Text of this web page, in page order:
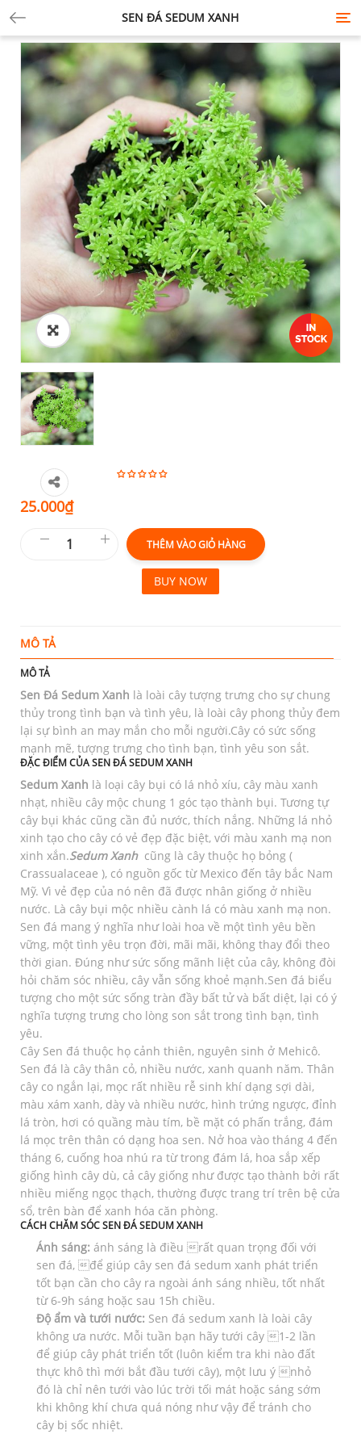
SEN ĐÁ SEDUM XANH
25.000₫
THÊM VÀO GIỎ HÀNG
BUY NOW
MÔ TẢ
MÔ TẢ
Sen Đá Sedum Xanh là loài cây tượng trưng cho sự chung
thủy trong tình bạn và tình yêu, là loài cây phong thủy đem
lại sự bình an may mắn cho mỗi người.Cây có sức sống
mạnh mẽ, tượng trưng cho tình bạn, tình yêu son sắt.
ĐẶC ĐIỂM CỦA SEN ĐÁ SEDUM XANH
Sedum Xanh là loại cây bụi có lá nhỏ xíu, cây màu xanh
nhạt, nhiều cây mộc chung 1 góc tạo thành bụi. Tương tự
cây bụi khác cũng cần đủ nước, thích nắng. Những lá nhỏ
xinh tạo cho cây có vẻ đẹp đặc biệt, với màu xanh mạ non
xinh xắn.Sedum Xanh cũng là cây thuộc họ bỏng (
Crassualaceae ), có nguồn gốc từ Mexico đến tây bắc Nam
Mỹ. Vì vẻ đẹp của nó nên đã được nhân giống ở nhiều
nước. Là cây bụi mộc nhiều cành lá có màu xanh mạ non.
Sen đá mang ý nghĩa như loài hoa về một tình yêu bền
vững, một tình yêu trọn đời, mãi mãi, không thay đổi theo
thời gian. Đúng như sức sống mãnh liệt của cây, không đòi
hỏi chăm sóc nhiều, cây vẫn sống khoẻ mạnh.Sen đá biểu
tượng cho một sức sống tràn đầy bất tử và bất diệt, lại có ý
nghĩa tượng trưng cho lòng son sắt trong tình bạn, tình
yêu.
Cây Sen đá thuộc họ cảnh thiên, nguyên sinh ở Mehicô.
Sen đá là cây thân cỏ, nhiều nước, xanh quanh năm. Thân
cây co ngắn lại, mọc rất nhiều rễ sinh khí dạng sợi dài,
màu xám xanh, dày và nhiều nước, hình trứng ngược, đỉnh
lá tròn, hơi có quầng màu tím, bề mặt có phấn trắng, đám
lá mọc trên thân có dạng hoa sen. Nở hoa vào tháng 4 đến
tháng 6, cuống hoa nhú ra từ trong đám lá, hoa sắp xếp
giống hình cây dù, cả cây giống như được tạo thành bởi rất
nhiều miếng ngọc thạch, thường được trang trí trên bệ cửa
sổ, trên bàn để xanh hóa căn phòng.
CÁCH CHĂM SÓC SEN ĐÁSEDUM XANH
Ánh sáng: ánh sáng là điều rất quan trọng đối với
sen đá, để giúp cây sen đá sedum xanh phát triển
tốt bạn cần cho cây ra ngoài ánh sáng nhiều, tốt nhất
từ 6-9h sáng hoặc sau 15h chiều.
Độ ẩm và tưới nước: Sen đá sedum xanh là loài cây
không ưa nước. Mỗi tuần bạn hãy tưới cây 1-2 lần
để giúp cây phát triển tốt (luôn kiểm tra khi nào đất
thực khô thì mới bắt đầu tưới cây), một lưu ý nhỏ
đó là chỉ nên tưới vào lúc trời tối mát hoặc sáng sớm
khi không khí chưa quá nóng như vậy để tránh cho
cây bị sốc nhiệt.